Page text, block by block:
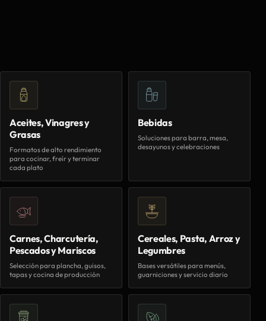
Aceites, Vinagres y
Grasas
Formatos de alto rendimiento
para cocinar, freír y terminar
cada plato
Bebidas
Soluciones para barra, mesa,
desayunos y celebraciones
Carnes, Charcutería,
Pescados y Mariscos
Selección para plancha, guisos,
tapas y cocina de producción
Cereales, Pasta, Arroz y
Legumbres
Bases versátiles para menús,
guarniciones y servicio diario